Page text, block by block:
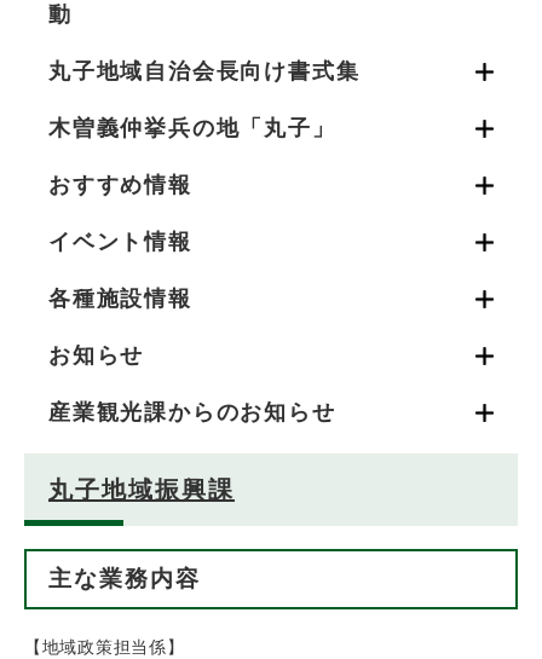
動
丸子地域自治会長向け書式集
木曽義仲挙兵の地「丸子」
おすすめ情報
イベント情報
各種施設情報
お知らせ
産業観光課からのお知らせ
丸子地域振興課
主な業務内容
【地域政策担当係】